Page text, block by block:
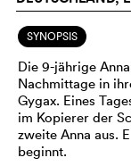
SYNOPSIS
Die 9-jährige
Nachmittage in
Gygax. Eines
im Kopierer der
zweite Anna aus.
beginnt.